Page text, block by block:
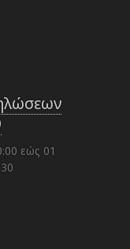
εώς 01